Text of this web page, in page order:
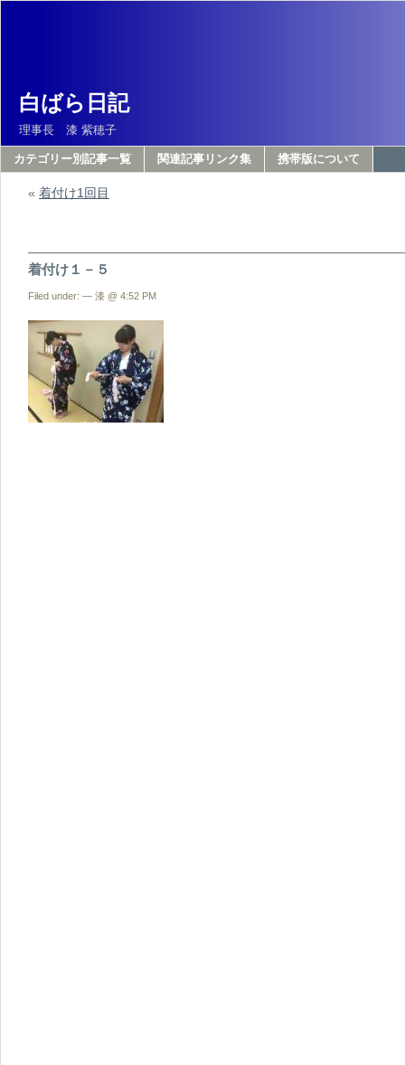
白ばら日記
理事長 漆 紫穂子
カテゴリー別記事一覧 関連記事リンク集 携帯版について
« 着付け1回目
着付け１－５
Filed under: — 漆 @ 4:52 PM